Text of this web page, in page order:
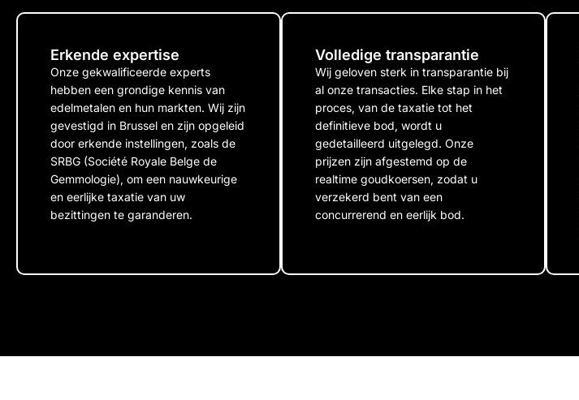
Erkende expertise
Onze gekwalificeerde experts
hebben een grondige kennis van
edelmetalen en hun markten. Wij zijn
gevestigd in Brussel en zijn opgeleid
door erkende instellingen, zoals de
SRBG (Société Royale Belge de
Gemmologie), om een nauwkeurige
en eerlijke taxatie van uw
bezittingen te garanderen.
Volledige transparantie
Wij geloven sterk in transparantie bij
al onze transacties. Elke stap in het
proces, van de taxatie tot het
definitieve bod, wordt u
gedetailleerd uitgelegd. Onze
prijzen zijn afgestemd op de
realtime goudkoersen, zodat u
verzekerd bent van een
concurrerend en eerlijk bod.